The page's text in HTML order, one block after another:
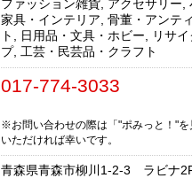
ファッション雑貨, アクセサリー,
家具・インテリア, 骨董・アンテ
ト, 日用品・文具・ホビー, リサ
プ, 工芸・民芸品・クラフト
017-774-3033
※お問い合わせの際は「"ポみっと！"を
いただければ幸いです。
青森県青森市柳川1-2-3 ラビナ